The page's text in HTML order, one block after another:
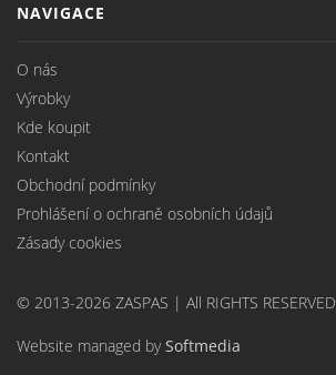
NAVIGACE
O nás
Výrobky
Kde koupit
Kontakt
Obchodní podmínky
Prohlášení o ochraně osobních údajů
Zásady cookies
© 2013-2026 ZASPAS | All RIGHTS RESERVED
Website managed bySoftmedia